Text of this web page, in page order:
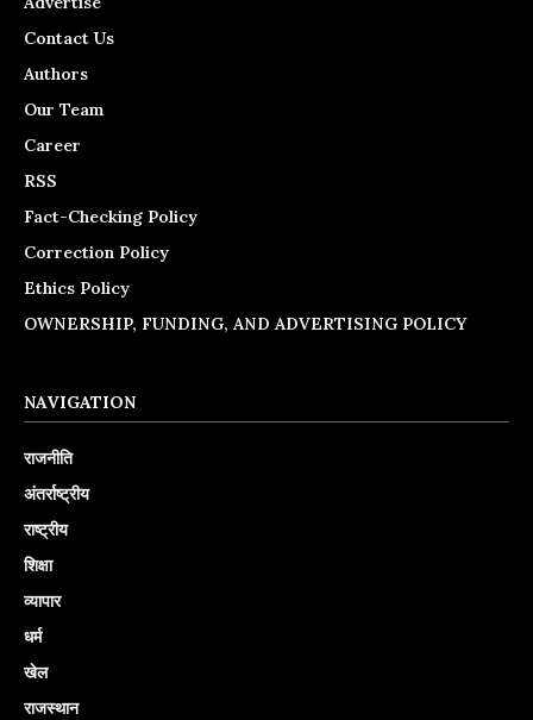
Contact Us
Authors
Our Team
Career
RSS
Fact-Checking Policy
Correction Policy
Ethics Policy
OWNERSHIP, FUNDING, AND ADVERTISING POLICY
NAVIGATION
राजनीति
अंतर्राष्ट्रीय
राष्ट्रीय
शिक्षा
व्यापार
धर्म
खेल
राजस्थान